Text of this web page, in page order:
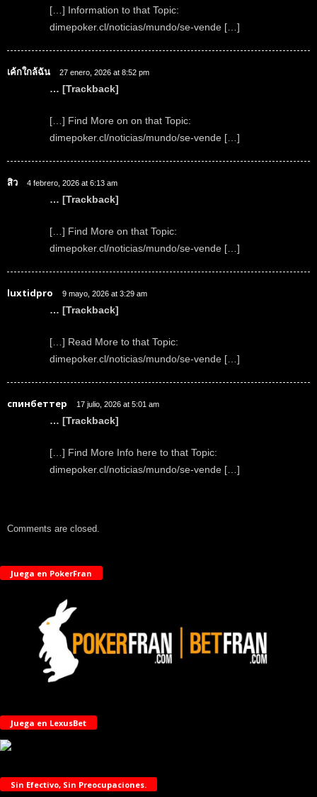
[…] Information to that Topic:
dimepoker.cl/noticias/mundo/se-vende […]
เค้กใกล้ฉัน 27 enero, 2026 at 8:52 pm
… [Trackback]
[…] Find More on on that Topic:
dimepoker.cl/noticias/mundo/se-vende […]
สิว 4 febrero, 2026 at 6:13 am
… [Trackback]
[…] Find More on that Topic:
dimepoker.cl/noticias/mundo/se-vende […]
luxtidpro 9 mayo, 2026 at 3:29 am
… [Trackback]
[…] Read More to that Topic:
dimepoker.cl/noticias/mundo/se-vende […]
спинбеттер 17 julio, 2026 at 5:01 am
… [Trackback]
[…] Find More Info here to that Topic:
dimepoker.cl/noticias/mundo/se-vende […]
Comments are closed.
Juega en PokerFran
Juega en LexusBet
Sin Efectivo, Sin Preocupaciones.